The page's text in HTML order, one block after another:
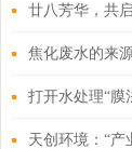
程！天创环境
层会议圆满落
廿八芳华，共
28周年庆典活
焦化废水的来
方式
打开水处理“膜
境全产业链布
天创环境：“产